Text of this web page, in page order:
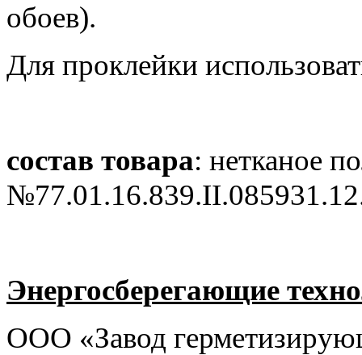
обоев).
Для проклейки
состав товара: нетканое
Энергосберегающие
ООО «Завод